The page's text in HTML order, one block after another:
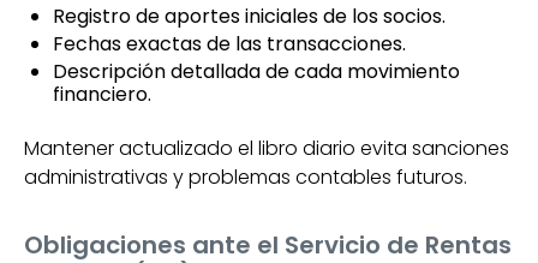
Registro de aportes iniciales de los socios.
Fechas exactas de las transacciones.
Descripción detallada de cada movimiento
financiero.
Mantener actualizado el libro diario evita sanciones
administrativas y problemas contables futuros.
Obligaciones ante el Servicio de Rentas